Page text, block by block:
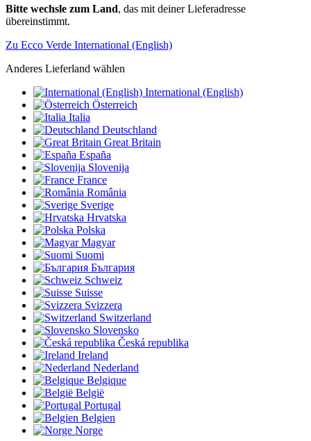
Bitte wechsle zum Land, das mit deiner Lieferadresse
übereinstimmt.
Zu Ecco Verde International (English)
Anderes Lieferland wählen
International (English)
Österreich
Italia
Deutschland
Great Britain
España
Slovenija
France
România
Sverige
Hrvatska
Polska
Magyar
Suomi
България
Schweiz
Suisse
Svizzera
Switzerland
Slovensko
Česká republika
Ireland
Nederland
Belgique
België
Portugal
Belgien
Norge